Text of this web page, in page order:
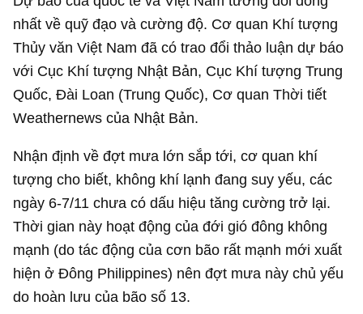
nhất về quỹ đạo và cường độ. Cơ quan Khí tượng
Thủy văn Việt Nam đã có trao đổi thảo luận dự báo
với Cục Khí tượng Nhật Bản, Cục Khí tượng Trung
Quốc, Đài Loan (Trung Quốc), Cơ quan Thời tiết
Weathernews của Nhật Bản.
Nhận định về đợt mưa lớn sắp tới, cơ quan khí
tượng cho biết, không khí lạnh đang suy yếu, các
ngày 6-7/11 chưa có dấu hiệu tăng cường trở lại.
Thời gian này hoạt động của đới gió đông không
mạnh (do tác động của cơn bão rất mạnh mới xuất
hiện ở Đông Philippines) nên đợt mưa này chủ yếu
do hoàn lưu của bão số 13.